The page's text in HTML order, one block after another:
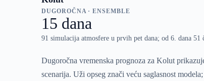
DUGOROČNA · ENSEMBLE
15 dana
91 simulacija atmosfere u prvih pet dana; od 6. dana
Dugoročna vremenska prognoza za Kolut
scenarija. Uži opseg znači veću saglasnost